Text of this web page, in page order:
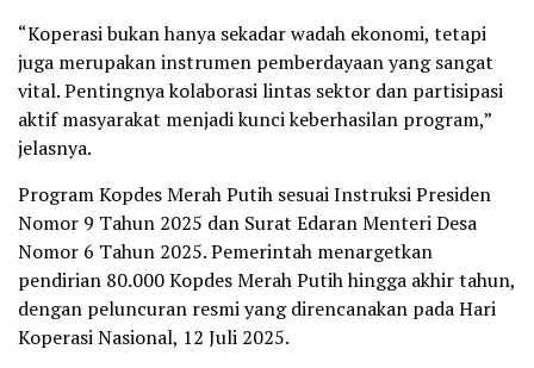
“Koperasi bukan hanya sekadar wadah ekonomi, tetapi
juga merupakan instrumen pemberdayaan yang sangat
vital. Pentingnya kolaborasi lintas sektor dan partisipasi
aktif masyarakat menjadi kunci keberhasilan program,”
jelasnya.
Program Kopdes Merah Putih sesuai Instruksi Presiden
Nomor 9 Tahun 2025 dan Surat Edaran Menteri Desa
Nomor 6 Tahun 2025. Pemerintah menargetkan
pendirian 80.000 Kopdes Merah Putih hingga akhir tahun,
dengan peluncuran resmi yang direncanakan pada Hari
Koperasi Nasional, 12 Juli 2025.